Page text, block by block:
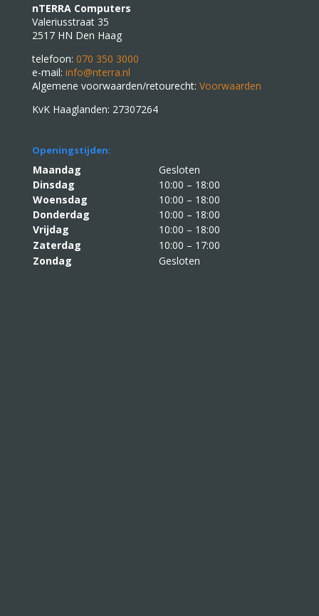
nTERRA Computers
Valeriusstraat 35
2517 HN Den Haag
telefoon: 070 350 3000
e-mail: info@nterra.nl
Algemene voorwaarden/retourecht: Voorwaarden
KvK Haaglanden: 27307264
Openingstijden:
Maandag
Gesloten
Dinsdag
10:00 – 18:00
Woensdag
10:00 – 18:00
Donderdag
10:00 – 18:00
Vrijdag
10:00 – 18:00
Zaterdag
10:00 – 17:00
Zondag
Gesloten